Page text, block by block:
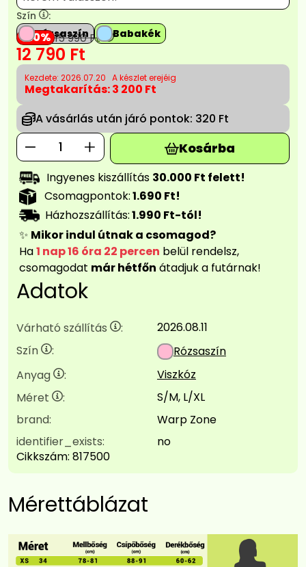
Szín
:
Rózsaszín
Babakék
20 15 990Ft
12 790 Ft
Kezdete: 2026.07.20 A készlet erejéig
Megtakarítás:3 200 Ft
A vásárlás után járó pontok: 320 Ft
Kosárba
Ingyenes kiszállítás 30.000 Ft felett!
Csomagpontok:1.690 Ft!
Házhozszállítás:1.990 Ft-tól!
✨ Mikor indul útnak a csomagod?
Ha1 nap 16 óra 22 percen belül rendelsz,
csomagodat már hétfőn átadjuk a futárnak!
Adatok
Várható szállítás :
2026.08.11
Szín
:
Rózsaszín
Anyag
:
Viszkóz
Méret
:
S/M, L/XL
brand:
Warp Zone
identifier_exists:
no
Cikkszám: 817500
Mérettáblázat